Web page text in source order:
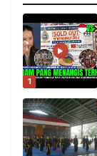
1